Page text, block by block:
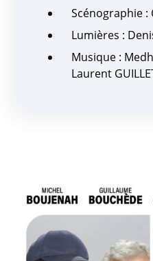
Scénographie :
Lumières :
Musique :
Laurent